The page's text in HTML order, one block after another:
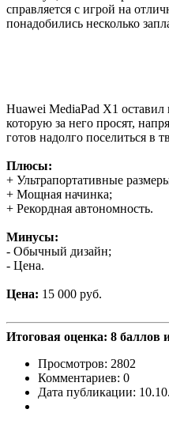
справляется с игрой на
понадобились несколько
Huawei MediaPad X1
которую за него просят,
готов надолго поселиться в
Плюсы:
+ Ультрапортативные
+ Мощная начинка;
+ Рекордная автономность.
Минусы:
- Обычный дизайн;
- Цена.
Цена: 15 000 руб.
Итоговая оценка: 8 баллов
Просмотров: 2802
Комментариев: 0
Дата публикации: